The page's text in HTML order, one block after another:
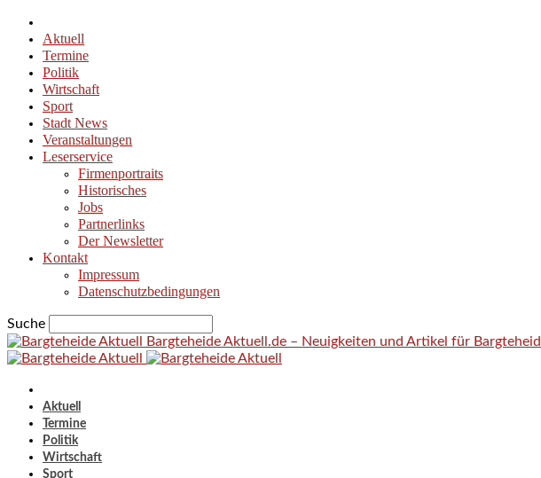
Aktuell
Termine
Politik
Wirtschaft
Sport
Stadt News
Veranstaltungen
Leserservice
Firmenportraits
Historisches
Jobs
Partnerlinks
Der Newsletter
Kontakt
Impressum
Datenschutzbedingungen
Suche
Bargteheide Aktuell.de – Neuigkeiten und Artikel für
Aktuell
Termine
Politik
Wirtschaft
Sport